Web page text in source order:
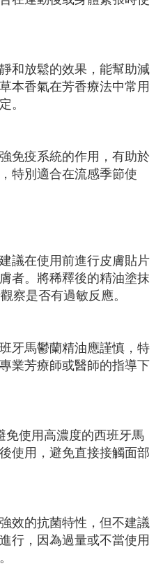
和放鬆的效果，能幫助減
本香氣在芳香療法中常用
。
免疫系統的作用，有助於
特別適合在流感季節使
議在使用前進行皮膚貼片
者。將稀釋後的精油塗抹
察是否有過敏反應。
牙馬鬱蘭精油應謹慎，特
業芳療師或醫師的指導下
免使用高濃度的西班牙馬
使用，避免直接接觸面部
效的抗菌特性，但不建議
行，因為過量或不當使用